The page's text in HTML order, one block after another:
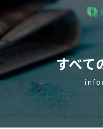
ン
テ
ン
ツ
ス
キ
ッ
プ
ビ
ゲ
ー
シ
ン
に
移
動
すべて